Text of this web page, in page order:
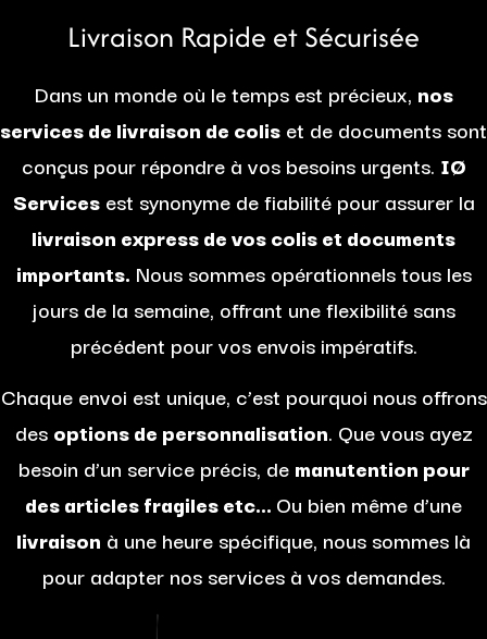
Livraison Rapide et Sécurisée
Dans un monde où le temps est précieux, nos
services de livraison de colis et de documents sont
conçus pour répondre à vos besoins urgents. IØ
Servicesest synonyme de fiabilité pour assurer la
livraison express de vos colis et documents
importants. Nous sommes opérationnels tous les
jours de la semaine, offrant une flexibilité sans
précédent pour vos envois impératifs.
Chaque envoi est unique, c’est pourquoi nous offrons
des options de personnalisation. Que vous ayez
besoin d’un service précis, de manutention pour
des articles fragiles etc… Ou bien même d’une
livraison à une heure spécifique, nous sommes là
pour adapter nos services à vos demandes.